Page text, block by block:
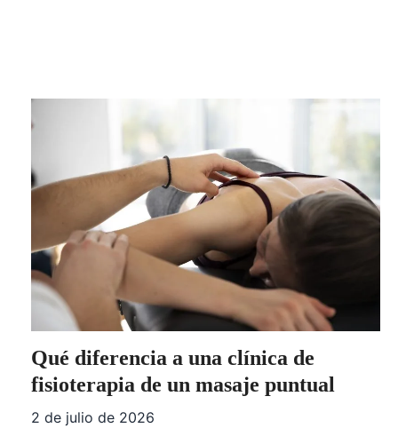
Qué diferencia a una clínica de
fisioterapia de un masaje puntual
2 de julio de 2026